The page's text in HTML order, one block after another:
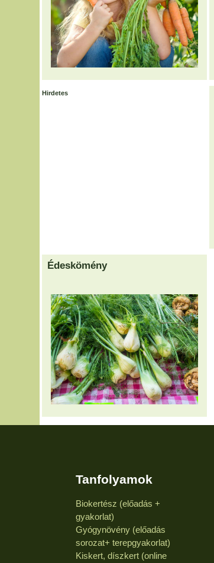
Hirdetes
Édeskömény
Tanfolyamok
Biokertész (előadás +
gyakorlat)
Gyógynövény (előadás
sorozat+ terepgyakorlat)
Kiskert, díszkert (online